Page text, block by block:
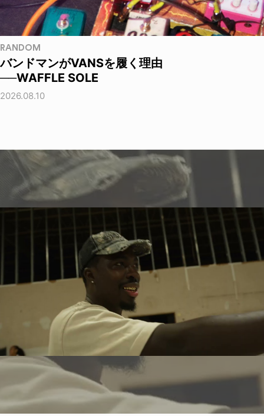
RANDOM
バンドマンがVANSを履く理由
──WAFFLE SOLE
2026.08.10